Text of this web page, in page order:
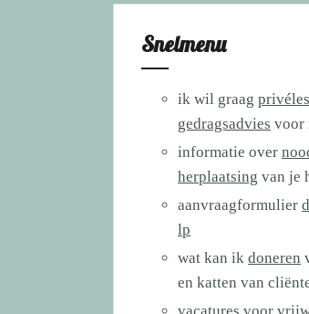
Snelmenu
ik wil graag
gedragsadvies voor
informatie over
herplaatsing van je
aanvraagformulier
lp
wat kan ik doneren
en katten van
vacatures voor